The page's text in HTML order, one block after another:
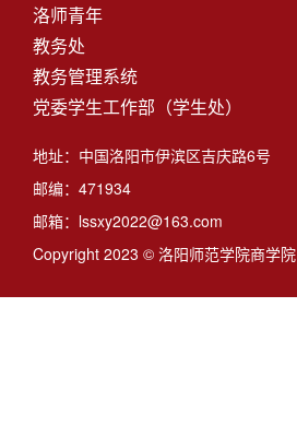
洛师青年
教务处
教务管理系统
党委学生工作部（学生处）
地址：中国洛阳市伊滨区吉庆路6号
邮编：471934
邮箱：lssxy2022@163.com
Copyright 2023 © 洛阳师范学院商学院